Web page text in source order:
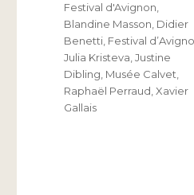
Festival d'Avignon
Blandine Masson Didier
Benetti Festival
Julia Kristeva ,Justine
Dibling Musée Calvet
Raphaël Perraud ,Xavier
Gallais